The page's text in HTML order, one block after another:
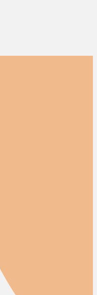
système
et leur rendre la vie